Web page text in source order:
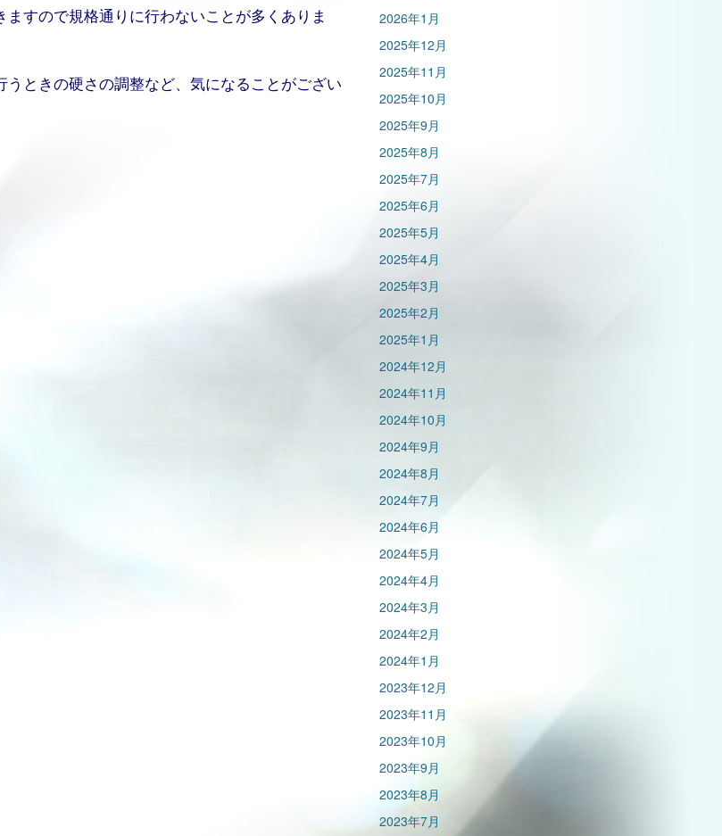
すので規格通りに行わないことが多くありま
ときの硬さの調整など、気になることがござい
2026年1月
2025年12月
2025年11月
2025年10月
2025年9月
2025年8月
2025年7月
2025年6月
2025年5月
2025年4月
2025年3月
2025年2月
2025年1月
2024年12月
2024年11月
2024年10月
2024年9月
2024年8月
2024年7月
2024年6月
2024年5月
2024年4月
2024年3月
2024年2月
2024年1月
2023年12月
2023年11月
2023年10月
2023年9月
2023年8月
2023年7月